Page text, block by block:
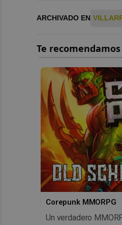
ARCHIVADO EN
Corepunk MMORPG
Un verdadero